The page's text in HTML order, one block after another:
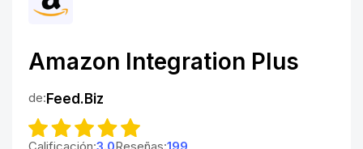
Amazon Integration Plus
de: Feed.Biz
Calificación:3.0Reseñas:199